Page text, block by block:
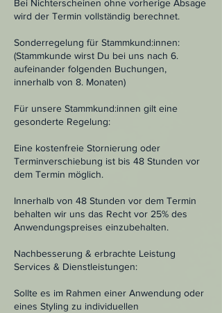
Bei Nichterscheinen ohne vorherige Absage
wird der Termin vollständig berechnet.
Sonderregelung für Stammkund:innen:
(Stammkunde wirst Du bei uns nach 6.
aufeinander folgenden Buchungen,
innerhalb von 8. Monaten)
Für unsere Stammkund:innen gilt eine
gesonderte Regelung:
Eine kostenfreie Stornierung oder
Terminverschiebung ist bis 48 Stunden vor
dem Termin möglich.
Innerhalb von 48 Stunden vor dem Termin
behalten wir uns das Recht vor 25% des
Anwendungspreises einzubehalten.
Nachbesserung & erbrachte Leistung
Services & Dienstleistungen:
Sollte es im Rahmen einer Anwendung oder
eines Styling zu individuellen